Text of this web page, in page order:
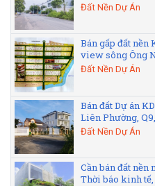
Đất Nền Dự Án
Bán gấp đất nền
view sông Ông
Đất Nền Dự Án
Bán đất Dự án
Liên Phường, Q9,
Đất Nền Dự Án
Cần bán đất nền
Thời báo kinh tế,